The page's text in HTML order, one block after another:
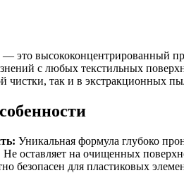
— это высококонцентрированный
с любых текстильных
чистки, так и в экстракционных
Уникальная формула глубоко
Не оставляет на очищенных
безопасен для пластиковых